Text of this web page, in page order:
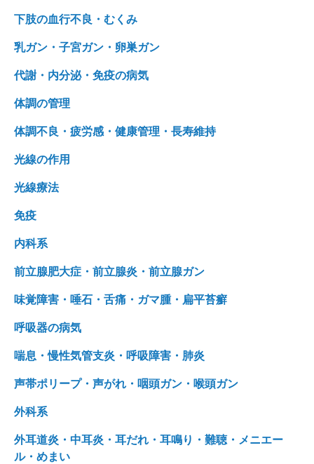
下肢の血行不良・むくみ
乳ガン・子宮ガン・卵巣ガン
代謝・内分泌・免疫の病気
体調の管理
体調不良・疲労感・健康管理・長寿維持
光線の作用
光線療法
免疫
内科系
前立腺肥大症・前立腺炎・前立腺ガン
味覚障害・唾石・舌痛・ガマ腫・扁平苔癬
呼吸器の病気
喘息・慢性気管支炎・呼吸障害・肺炎
声帯ポリープ・声がれ・咽頭ガン・喉頭ガン
外科系
外耳道炎・中耳炎・耳だれ・耳鳴り・難聴・メニエー
ル・めまい